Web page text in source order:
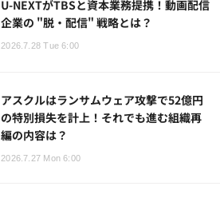
U-NEXTがTBSと資本業務提携！動画配信
企業の "脱・配信" 戦略とは？
2026.7.28 Tue 6:00
アスクルはランサムウェア攻撃で52億円
の特別損失を計上！それでも進む組織再
編の内容は？
2026.7.27 Mon 6:00